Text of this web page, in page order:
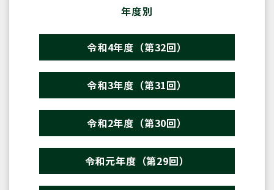
年度別
令和4年度（第32回）
令和3年度（第31回）
令和2年度（第30回）
令和元年度（第29回）